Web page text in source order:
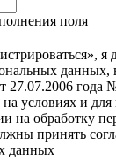
поля
я
данных,
27.07.2006
условиях и для
на обработку
принять
данных